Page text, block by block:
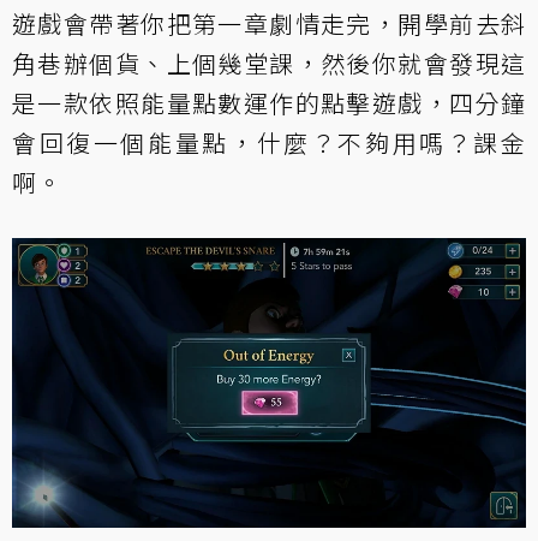
遊戲會帶著你把第一章劇情走完，開學前去斜
角巷辦個貨、上個幾堂課，然後你就會發現這
是一款依照能量點數運作的點擊遊戲，四分鐘
會回復一個能量點，什麼？不夠用嗎？課金
啊。